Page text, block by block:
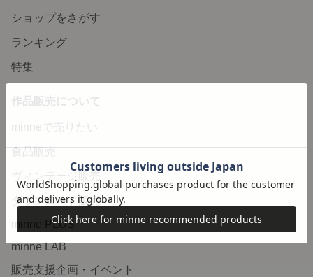
ショップをさがす
ランキング
特集
作品販売について
minneで売りたい
食品販売
ヴィンテージ販売
ダウンロード販売
minne PLUS
minne LAB
販売支援企画・イベント